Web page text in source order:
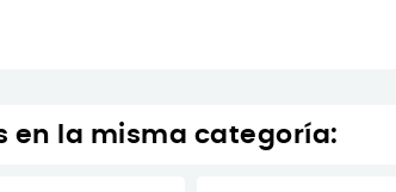
en la misma categoría: